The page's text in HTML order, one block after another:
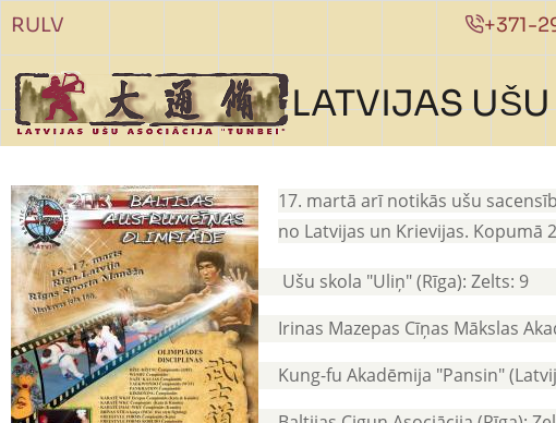
Pārlekt uz galveno saturu
RULV +371-
LATVIJAS
17. martā arī notikās ušu
no Latvijas un Krievijas. Kopumā
Ušu skola "Uliņ" (Rīga): Zelts: 9
Irinas Mazepas Cīņas Mākslas
Kung-fu Akadēmija "Pansin"